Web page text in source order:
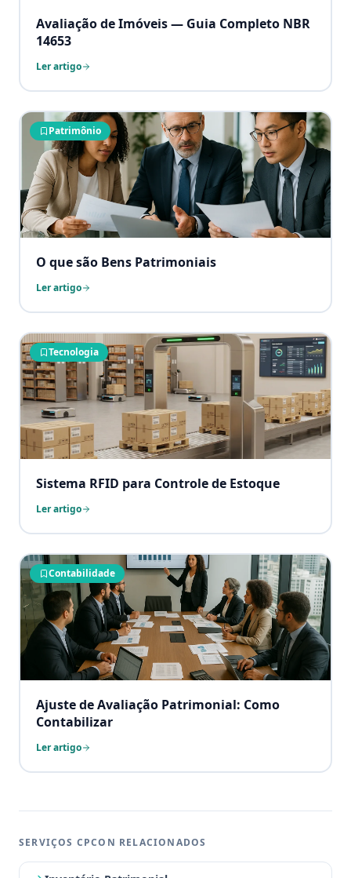
Avaliação de Imóveis — Guia Completo NBR
14653
Ler artigo
Patrimônio
O que são Bens Patrimoniais
Ler artigo
Tecnologia
Sistema RFID para Controle de Estoque
Ler artigo
Contabilidade
Ajuste de Avaliação Patrimonial: Como
Contabilizar
Ler artigo
SERVIÇOS CPCON RELACIONADOS